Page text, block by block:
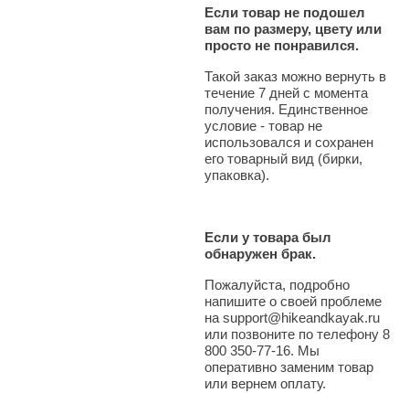
Если товар не подошел
вам по размеру, цвету или
просто не понравился.
Такой заказ можно вернуть в
течение 7 дней с момента
получения. Единственное
условие - товар не
использовался и сохранен
его товарный вид (бирки,
упаковка).
Если у товара был
обнаружен брак.
Пожалуйста, подробно
напишите о своей проблеме
на support@hikeandkayak.ru
или позвоните по телефону 8
800 350-77-16. Мы
оперативно заменим товар
или вернем оплату.